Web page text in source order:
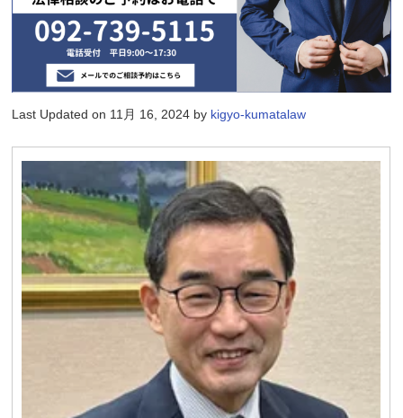
Last Updated on 11月 16, 2024 by kigyo-kumatalaw